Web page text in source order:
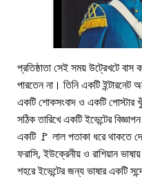
প্রতিষ্ঠাতা সেই সময় উট্রেখটে
পারতেন না। তিনি একটি
একটি শোকসংবাদ ও একটি পোস্টার
সঠিক তারিখে একটি ইভেন্টের
একটি 🚩 লাল পতাকা ধরে থাকতে
ফরাসি, ইউক্রেনীয় ও রাশিয়ান
শহরে ইভেন্টের জন্য ভাষার একটি